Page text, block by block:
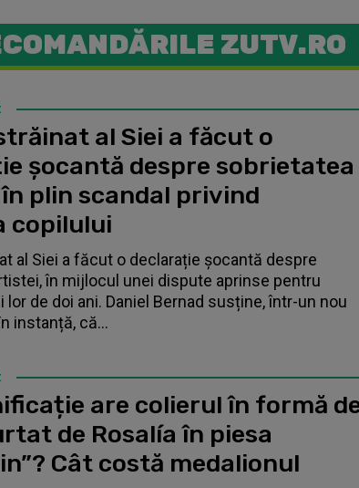
ZUTV.RO
al Siei a făcut o
șocantă despre sobrietatea
plin scandal privind
copilului
al Siei a făcut o declarație șocantă despre
în mijlocul unei dispute aprinse pentru
de doi ani. Daniel Bernad susține, într-un nou
instanță, că...
are colierul în formă
de Rosalía în piesa
Cât costă medalionul